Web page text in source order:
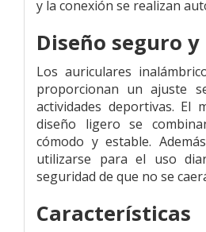
y la conexión se realizan
Diseño seguro
Los auriculares
proporcionan un ajuste
actividades deportivas. El
diseño ligero se
cómodo y estable.
utilizarse para el uso
seguridad de que no se
Características